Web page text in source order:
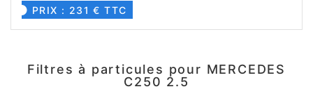
PRIX : 231 € TTC
Filtres à particules pour MERCEDES
C250 2.5